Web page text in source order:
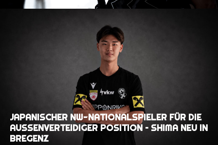
JAPANISCHER NW-NATIONALSPIELER FÜR DIE
AUSSENVERTEIDIGER POSITION – SHIMA NEU IN B
REGENZ